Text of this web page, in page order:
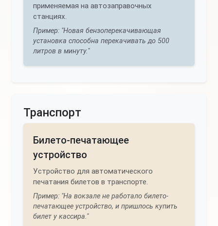
применяемая на автозаправочных
станциях.
Пример: "Новая бензоперекачивающая
установка способна перекачивать до 500
литров в минуту."
Транспорт
Билето-печатающее
устройство
Устройство для автоматического
печатания билетов в транспорте.
Пример: "На вокзале не работало билето-
печатающее устройство, и пришлось купить
билет у кассира."